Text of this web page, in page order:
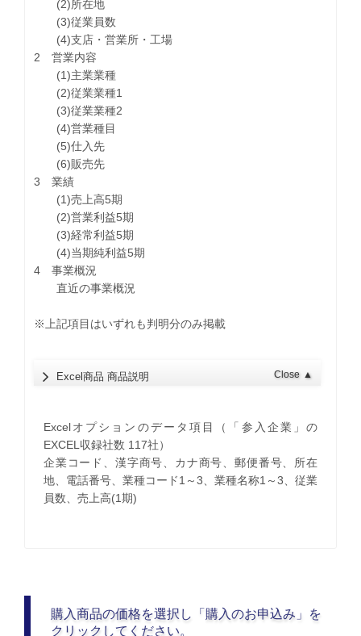
(2)所在地
(3)従業員数
(4)支店・営業所・工場
2 営業内容
(1)主業業種
(2)従業業種1
(3)従業業種2
(4)営業種目
(5)仕入先
(6)販売先
3 業績
(1)売上高5期
(2)営業利益5期
(3)経常利益5期
(4)当期純利益5期
4 事業概況
直近の事業概況
※上記項目はいずれも判明分のみ掲載
Excel商品 商品説明 Close ▲
Excelオプションのデータ項目（「参入企業」の
EXCEL収録社数 117社）
企業コード、漢字商号、カナ商号、郵便番号、所在
地、電話番号、業種コード1～3、業種名称1～3、従業
員数、売上高(1期)
購入商品の価格を選択し「購入のお申込み」を
クリックしてください。